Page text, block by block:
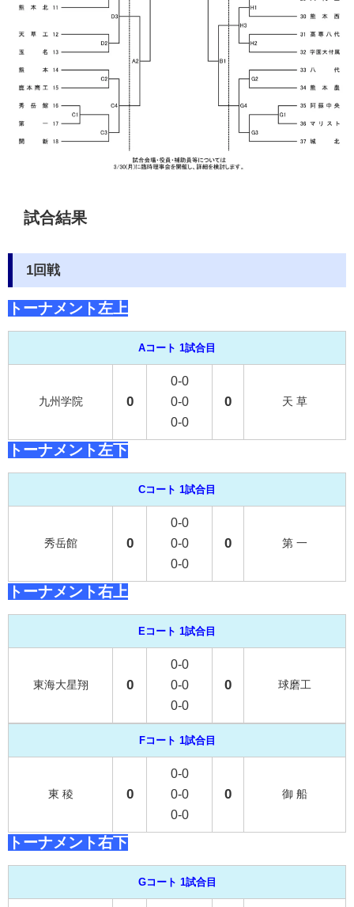
試合結果
1回戦
トーナメント左上
Aコート 1試合目
九州学院 0
0-0
0-0
0-0
0 天 草
トーナメント左下
Cコート 1試合目
秀岳館 0
0-0
0-0
0-0
0 第 一
トーナメント右上
Eコート 1試合目
東海大星翔 0
0-0
0-0
0-0
0 球磨工
Fコート 1試合目
東 稜 0
0-0
0-0
0-0
0 御 船
トーナメント右下
Gコート 1試合目